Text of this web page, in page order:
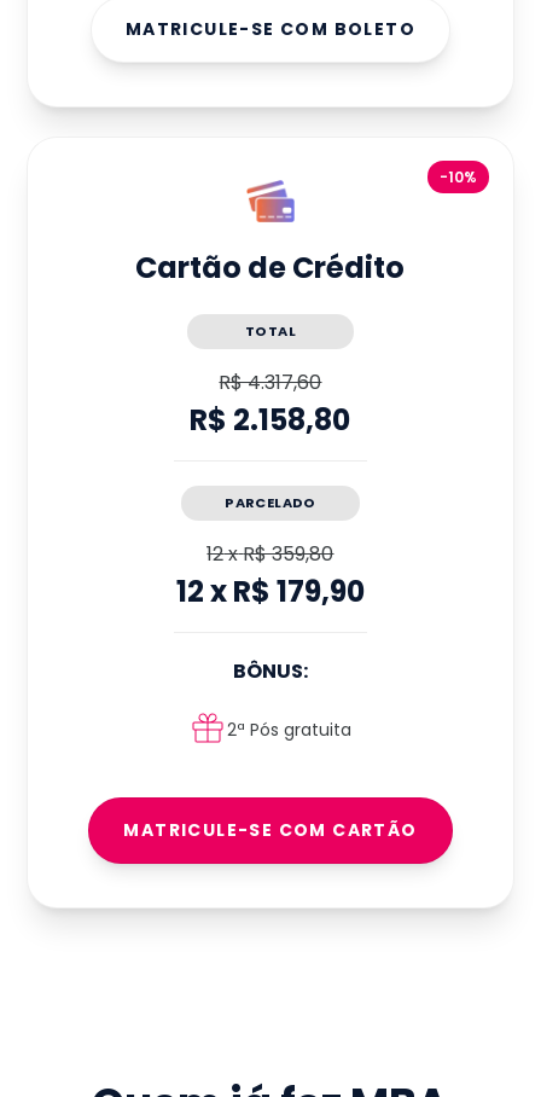
MATRICULE-SE COM BOLETO
-10%
Cartão de Crédito
TOTAL
R$ 4.317,60
R$ 2.158,80
PARCELADO
12xR$ 359,80
12xR$ 179,90
BÔNUS:
2ª Pós gratuita
MATRICULE-SE COM CARTÃO